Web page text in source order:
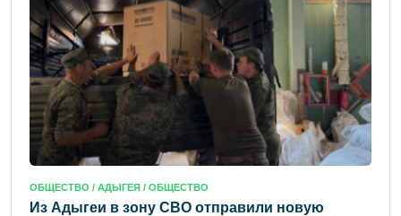
ОБЩЕСТВО / АДЫГЕЯ / ОБЩЕСТВО
Из Адыгеи в зону СВО отправили новую